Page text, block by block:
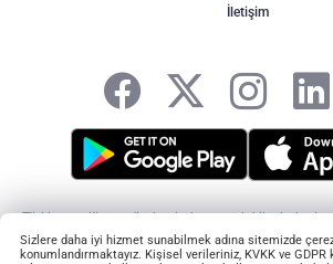
İletişim
Türkiye ve dünya gündeminden son dakika
ve yerel gelişmeler. Doğru, tarafsız ve hızlı
HABER YAZILIMIve TURKTICARET.NET projesidir
Sizlere daha iyi hizmet sunabilmek adına sitemizde
konumlandırmaktayız. Kişisel verileriniz, KVKK ve GDPR